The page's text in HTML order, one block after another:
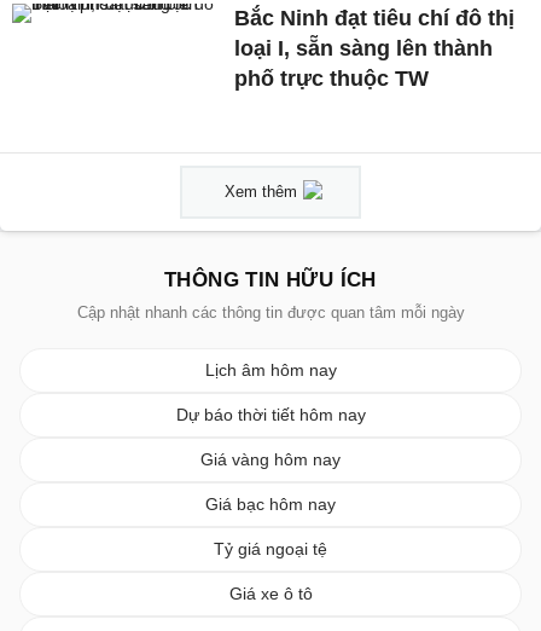
Bắc Ninh đạt tiêu chí đô thị
loại I, sẵn sàng lên thành
phố trực thuộc TW
Xem thêm
THÔNG TIN HỮU ÍCH
Cập nhật nhanh các thông tin được quan tâm mỗi ngày
Lịch âm hôm nay
Dự báo thời tiết hôm nay
Giá vàng hôm nay
Giá bạc hôm nay
Tỷ giá ngoại tệ
Giá xe ô tô